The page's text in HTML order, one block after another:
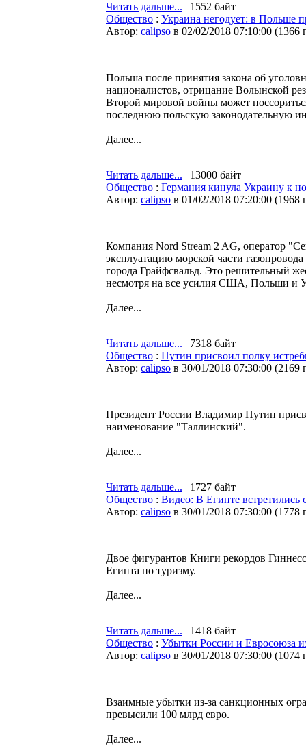
Читать дальше... | 1552 байт
Общество : Украина негодует: в Польше
Автор: calipso в 02/02/2018 07:10:00 (1366
Польша после принятия закона об
националистов, отрицание Волынской
Второй мировой войны может
последнюю польскую законодательную
Далее...
Читать дальше... | 13000 байт
Общество : Германия кинула Украину к
Автор: calipso в 01/02/2018 07:20:00 (1968
Компания Nord Stream 2 AG, оператор
эксплуатацию морской части
города Грайфсвальд. Это решительный
несмотря на все усилия США, Польши и
Далее...
Читать дальше... | 7318 байт
Общество : Путин присвоил полку
Автор: calipso в 30/01/2018 07:30:00 (2169
Президент России Владимир Путин
наименование "Таллинский".
Далее...
Читать дальше... | 1727 байт
Общество : Видео: В Египте
Автор: calipso в 30/01/2018 07:30:00 (1778
Двое фигурантов Книги рекордов
Египта по туризму.
Далее...
Читать дальше... | 1418 байт
Общество : Убытки России и Евросоюза
Автор: calipso в 30/01/2018 07:30:00 (1074
Взаимные убытки из-за санкционных
превысили 100 млрд евро.
Далее...